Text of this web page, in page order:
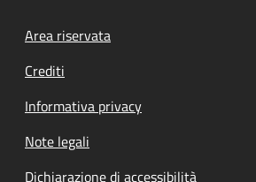
Footer menu
Area riservata
Crediti
Informativa privacy
Note legali
Dichiarazione di accessibilità